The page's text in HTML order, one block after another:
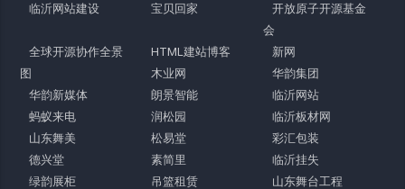
临沂网站建设
宝贝回家
开放原子开源基金
会
全球开源协作全景
图
HTML建站博客
新网
木业网
华韵集团
华韵新媒体
朗景智能
临沂网站
蚂蚁来电
润松园
临沂板材网
山东舞美
松易堂
彩汇包装
德兴堂
素简里
临沂挂失
绿韵展柜
吊篮租赁
山东舞台工程